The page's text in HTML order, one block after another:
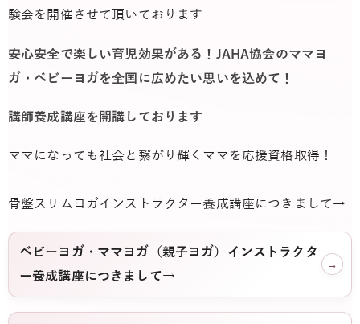
験会を開催させて頂いております
安心安全で楽しい育児効果がある！JAHA協会のママヨ
ガ・ベビーヨガを全国に広めたい思いを込めて！
講師養成講座を開講しております
ママになっても社会と繋がり輝くママを応援資格取得！
骨盤スリムヨガインストラクター養成講座につきまして→
ベビーヨガ・ママヨガ（親子ヨガ）インストラクタ
ー養成講座につきまして→
→